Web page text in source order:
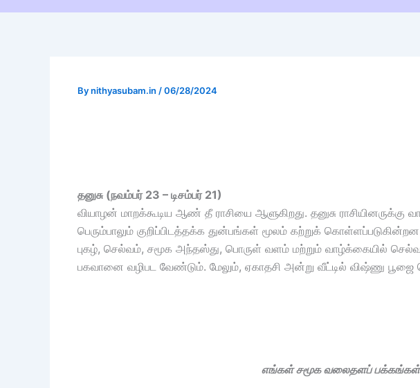
Bynithyasubam.in /06/28/2024
தனுசு (நவம்பர் 23 – டிசம்பர் 21)
வியாழன் மாறக்கூடிய ஆண் தீ ராசியை ஆளுகிறது. தனுசு ராசியினருக்கு
பெரும்பாலும் குறிப்பிடத்தக்க துன்பங்கள் மூலம் கற்றுக்
புகழ், செல்வம், சமூக அந்தஸ்து, பொருள் வளம் மற்றும் வாழ்க்கையில்
பகவானை வழிபட வேண்டும். மேலும், ஏகாதசி அன்று வீட்டில் விஷ்ணு பூஜை
எங்கள் சமூக வலைதளப் பக்கங்கள்